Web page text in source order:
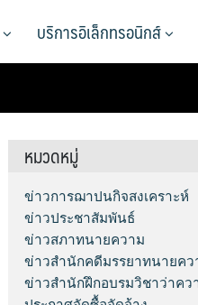
บริการอิเล็กทรอนิกส์
หมวดหมู่
ข่าวการฌาปนกิจสงเคราะห์
ข่าวประชาสัมพันธ์
ข่าวสภาทนายความ
ข่าวสำนักคดีมรรยาทนายคว
ข่าวสำนักฝึกอบรมวิชาว่าคว